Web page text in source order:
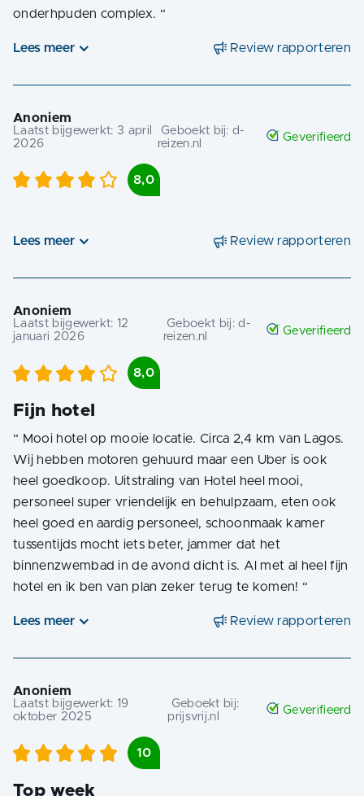
onderhpuden complex. “
Lees meer Review rapporteren
Anoniem
Laatst bijgewerkt: 3 april
2026
Geboekt bij:d-
reizen.nl
Geverifieerd
8,0
Lees meer Review rapporteren
Anoniem
Laatst bijgewerkt: 12
januari 2026
Geboekt bij:d-
reizen.nl
Geverifieerd
8,0
Fijn hotel
“ Mooi hotel op mooie locatie. Circa 2,4 km van Lagos.
Wij hebben motoren gehuurd maar een Uber is ook
heel goedkoop. Uitstraling van Hotel heel mooi,
personeel super vriendelijk en behulpzaam, eten ook
heel goed en aardig personeel, schoonmaak kamer
tussentijds mocht iets beter, jammer dat het
binnenzwembad in de avond dicht is. Al met al heel fijn
hotel en ik ben van plan zeker terug te komen! “
Lees meer Review rapporteren
Anoniem
Laatst bijgewerkt: 19
oktober 2025
Geboekt bij:
prijsvrij.nl
Geverifieerd
10
Top week